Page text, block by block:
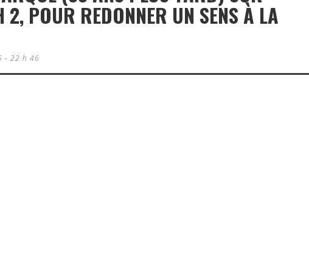
2, POUR REDONNER UN SENS À LA
- 22 h 46